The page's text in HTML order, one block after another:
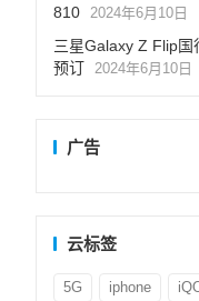
810 2024年6月10日
三星Galaxy Z Flip
预订 2024年6月10日
广告
云标签
5G iphone